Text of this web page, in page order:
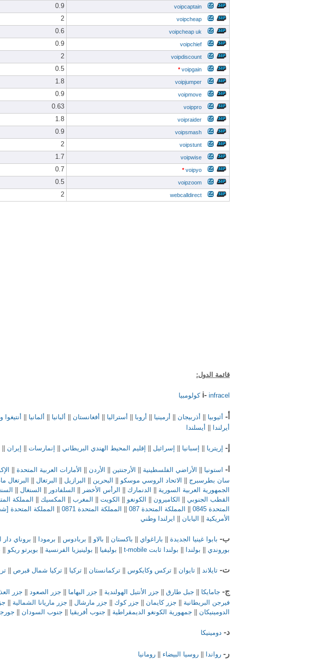
voipcaptain
0.9
voipcheap
2
voipcheap uk
0.6
voipchief
0.9
voipdiscount
2
voipgain
*
0.5
voipjumper
1.8
voipmove
0.9
voippro
0.63
voipraider
1.8
voipsmash
0.9
voipstunt
2
voipwise
1.7
voipyo
*
0.7
voipzoom
0.5
webcalldirect
2
قائمة الدول:
i- infracel كولومبيا
أ- أثيوبيا أذربيجان أرمينيا أروبا أستراليا أفغانستان ألبانيا ألمانيا أنتيغوا
أيرلندا
أيسلندا
إ- إريتريا إسبانيا إسرائيل إقليم المحيط الهندي البريطاني إنمارسات إيران
ا- استونيا الأراضي الفلسطينية الأرجنتين الأردن الأمارات العربية المتحدة
سان بطرسبرج
الاتحاد الروسي موسكو البحرين البرازيل البرتغال البرتغال
الجمهورية العربية السورية
الدنمارك الرأس الأخضر السلفادور السنغال
القطب الجنوبي
الكاميرون الكونغو الكويت المغرب المكسيك المملكة
المتحدة 0845
المملكة المتحدة 087 المملكة المتحدة 0871 المملكة المتحدة
الأمريكية
اليابان ايرلندا وطني
ب- بابوا غينيا الجديدة باراغواي باكستان بالاو بربادوس برمودا بروناي دار
بوروندي
بولندا بولندا ثابت t-mobile بوليفيا بولينيزيا الفرنسية بويرتو ريكو
ت- تايلاند تايوان تركس وكايكوس تركمانستان تركيا تركيا شمال قبرص
ج- جامايكا جبل طارق جزر الأنتيل الهولندية جزر البهاما جزر الصعود جزر
فيرجن البريطانية
جزر كايمان جزر كوك جزر مارشال جزر ماريانا الشمالية
الدومينيكان
جمهورية الكونغو الديمقراطية جنوب أفريقيا جنوب السودان
د- دومينيكا
ر- رواندا روسيا البيضاء رومانيا